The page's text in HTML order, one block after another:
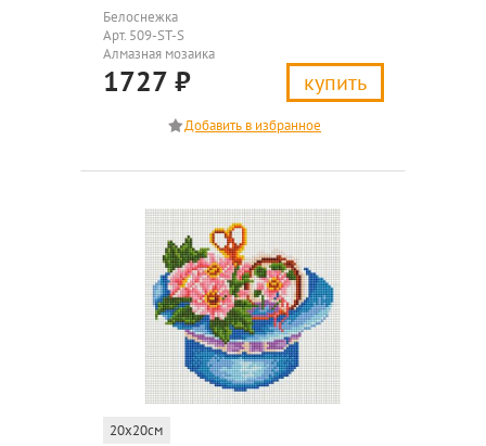
Белоснежка
Арт. 509-ST-S
Алмазная мозаика
1727 ₽ купить
20x20см